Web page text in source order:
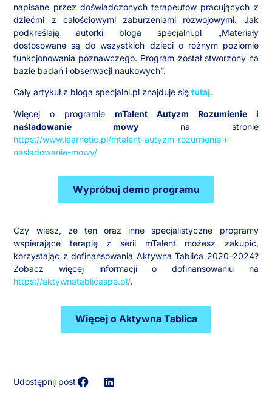
napisane przez doświadczonych terapeutów pracujących z
dziećmi z całościowymi zaburzeniami rozwojowymi. Jak
podkreślają autorki bloga specjalni.pl „Materiały
dostosowane są do wszystkich dzieci o różnym poziomie
funkcjonowania poznawczego. Program został stworzony na
bazie badań i obserwacji naukowych”.
Cały artykuł z bloga specjalni.pl znajduje się tutaj.
Więcej o programie mTalent Autyzm Rozumienie i
naśladowanie mowy na stronie
https://www.learnetic.pl/mtalent-autyzm-rozumienie-i-
nasladowanie-mowy/
Wypróbuj demo programu
Czy wiesz, że ten oraz inne specjalistyczne programy
wspierające terapię z serii mTalent możesz zakupić,
korzystając z dofinansowania Aktywna Tablica 2020-2024?
Zobacz więcej informacji o dofinansowaniu na
https://aktywnatablicaspe.pl/.
Więcej o Aktywna Tablica
Udostępnij post